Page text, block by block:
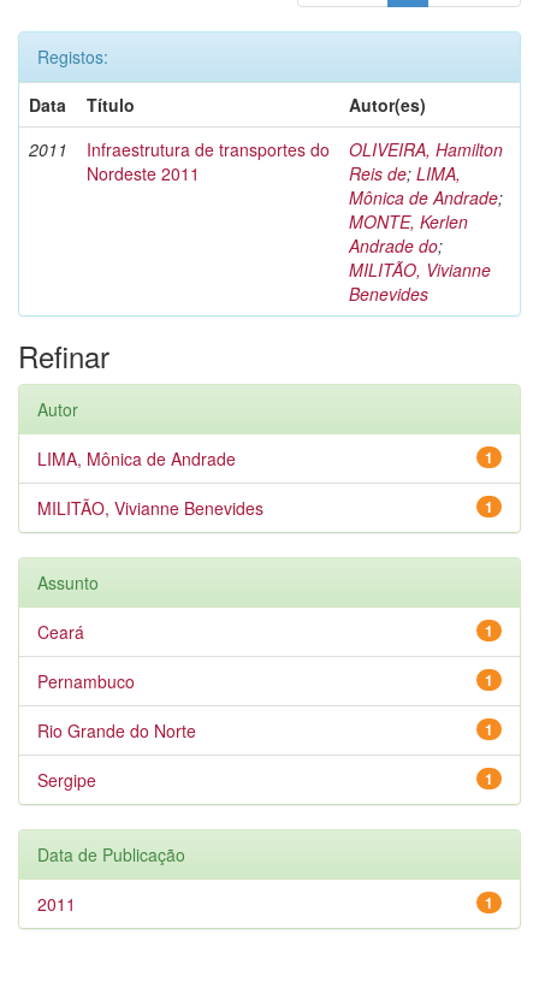
Registos:
Data
Título
Autor(es)
2011
Infraestrutura de transportes do
Nordeste 2011
OLIVEIRA, Hamilton
Reis de; LIMA,
Mônica de Andrade;
MONTE, Kerlen
Andrade do;
MILITÃO, Vivianne
Benevides
Refinar
Autor
1
LIMA, Mônica de Andrade
1
MILITÃO, Vivianne Benevides
Assunto
1
Ceará
1
Pernambuco
1
Rio Grande do Norte
1
Sergipe
Data de Publicação
1
2011